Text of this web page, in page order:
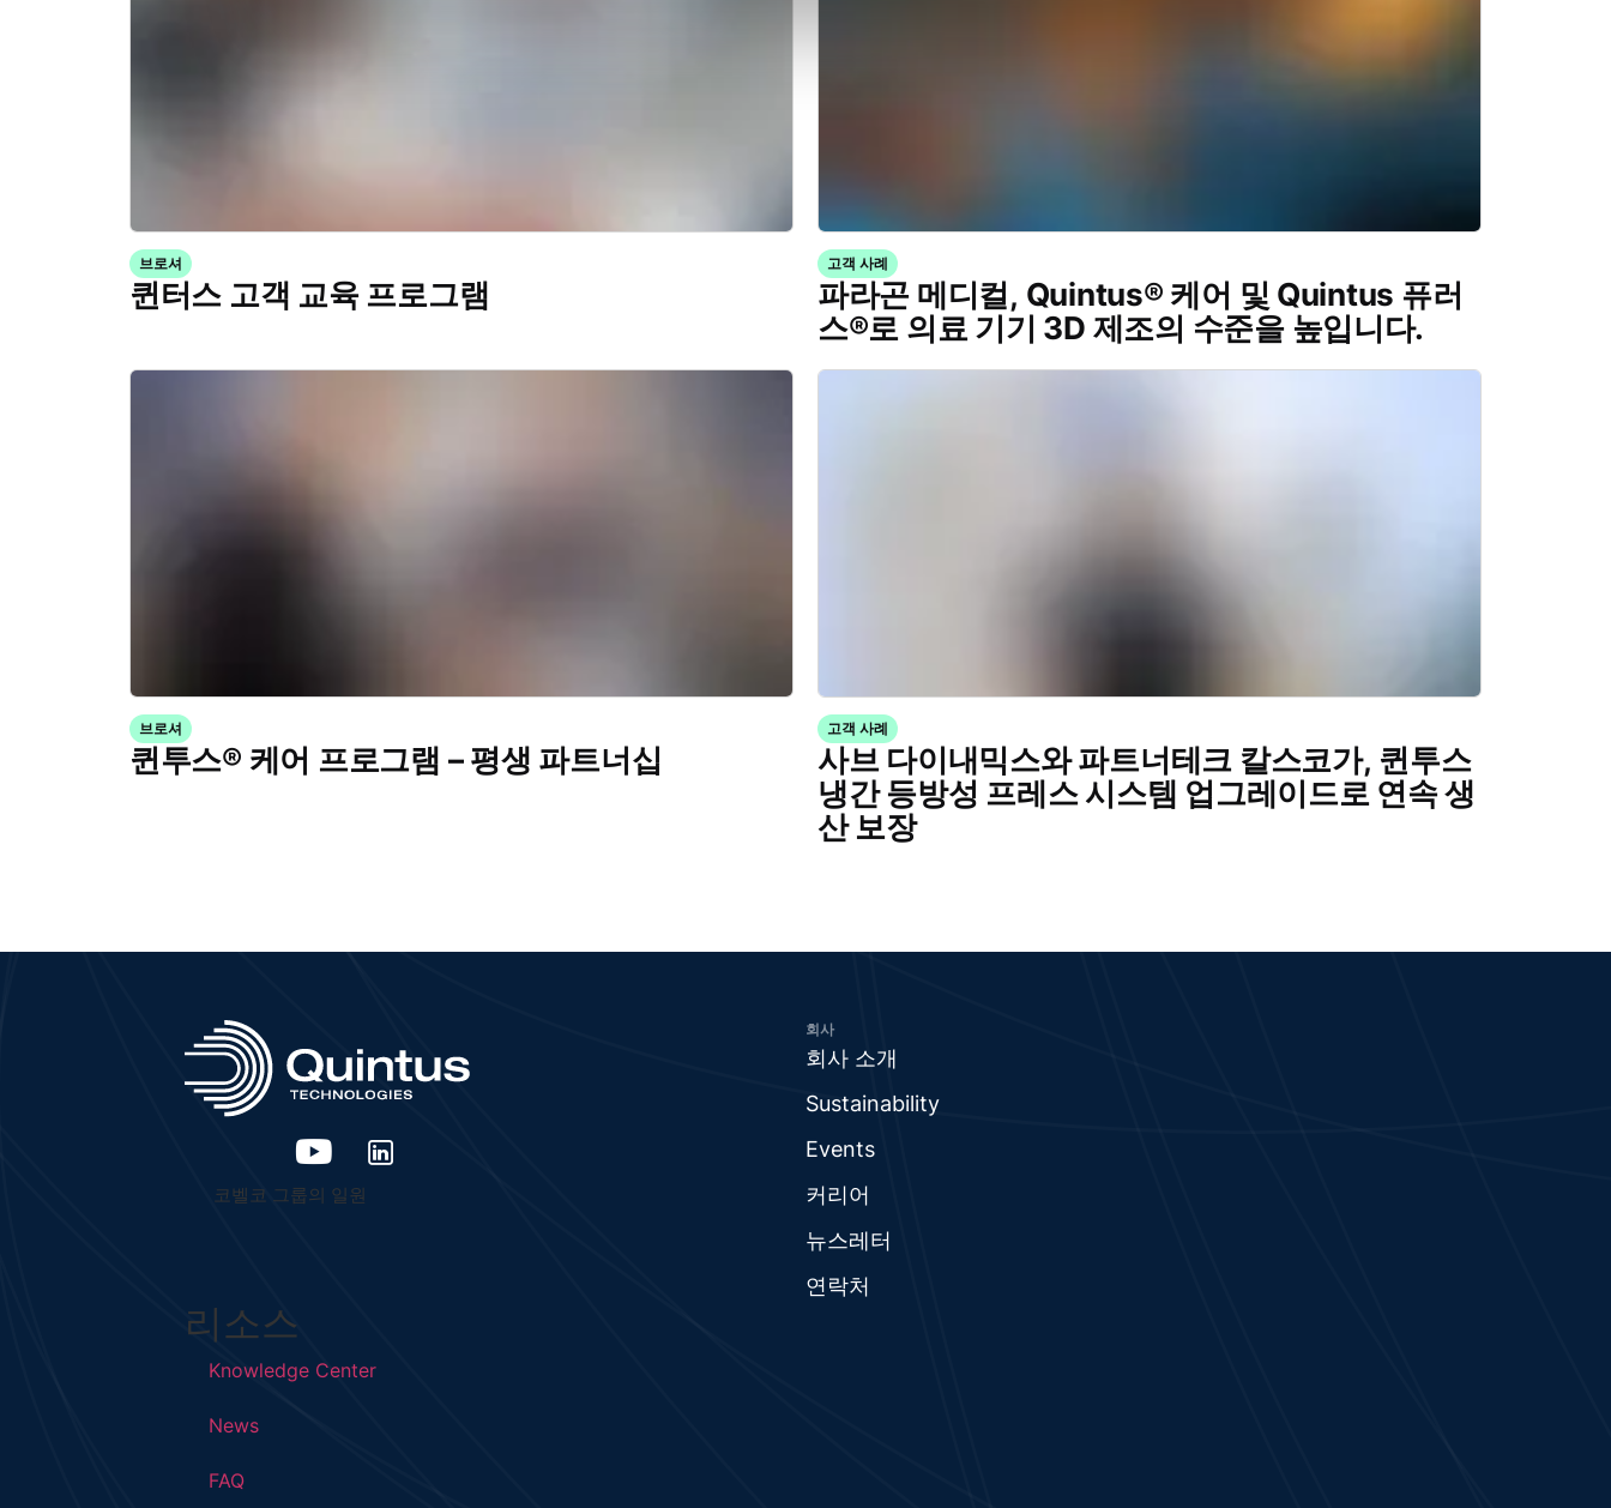
브로셔
퀸터스 고객 교육 프로그램
고객 사례
파라곤 메디컬, Quintus® 케어 및 Quintus 퓨러
스®로 의료 기기 3D 제조의 수준을 높입니다.
브로셔
퀸투스® 케어 프로그램 – 평생 파트너십
고객 사례
사브 다이내믹스와 파트너테크 칼스코가, 퀸투스
냉간 등방성 프레스 시스템 업그레이드로 연속 생
산 보장
코벨코 그룹의 일원
회사
회사 소개
Sustainability
Events
커리어
뉴스레터
연락처
리소스
Knowledge Center
News
FAQ